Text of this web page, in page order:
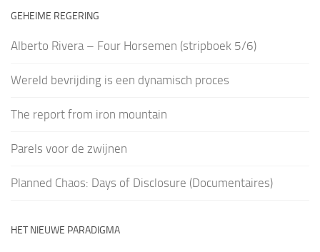
GEHEIME REGERING
Alberto Rivera – Four Horsemen (stripboek 5/6)
Wereld bevrijding is een dynamisch proces
The report from iron mountain
Parels voor de zwijnen
Planned Chaos: Days of Disclosure (Documentaires)
HET NIEUWE PARADIGMA